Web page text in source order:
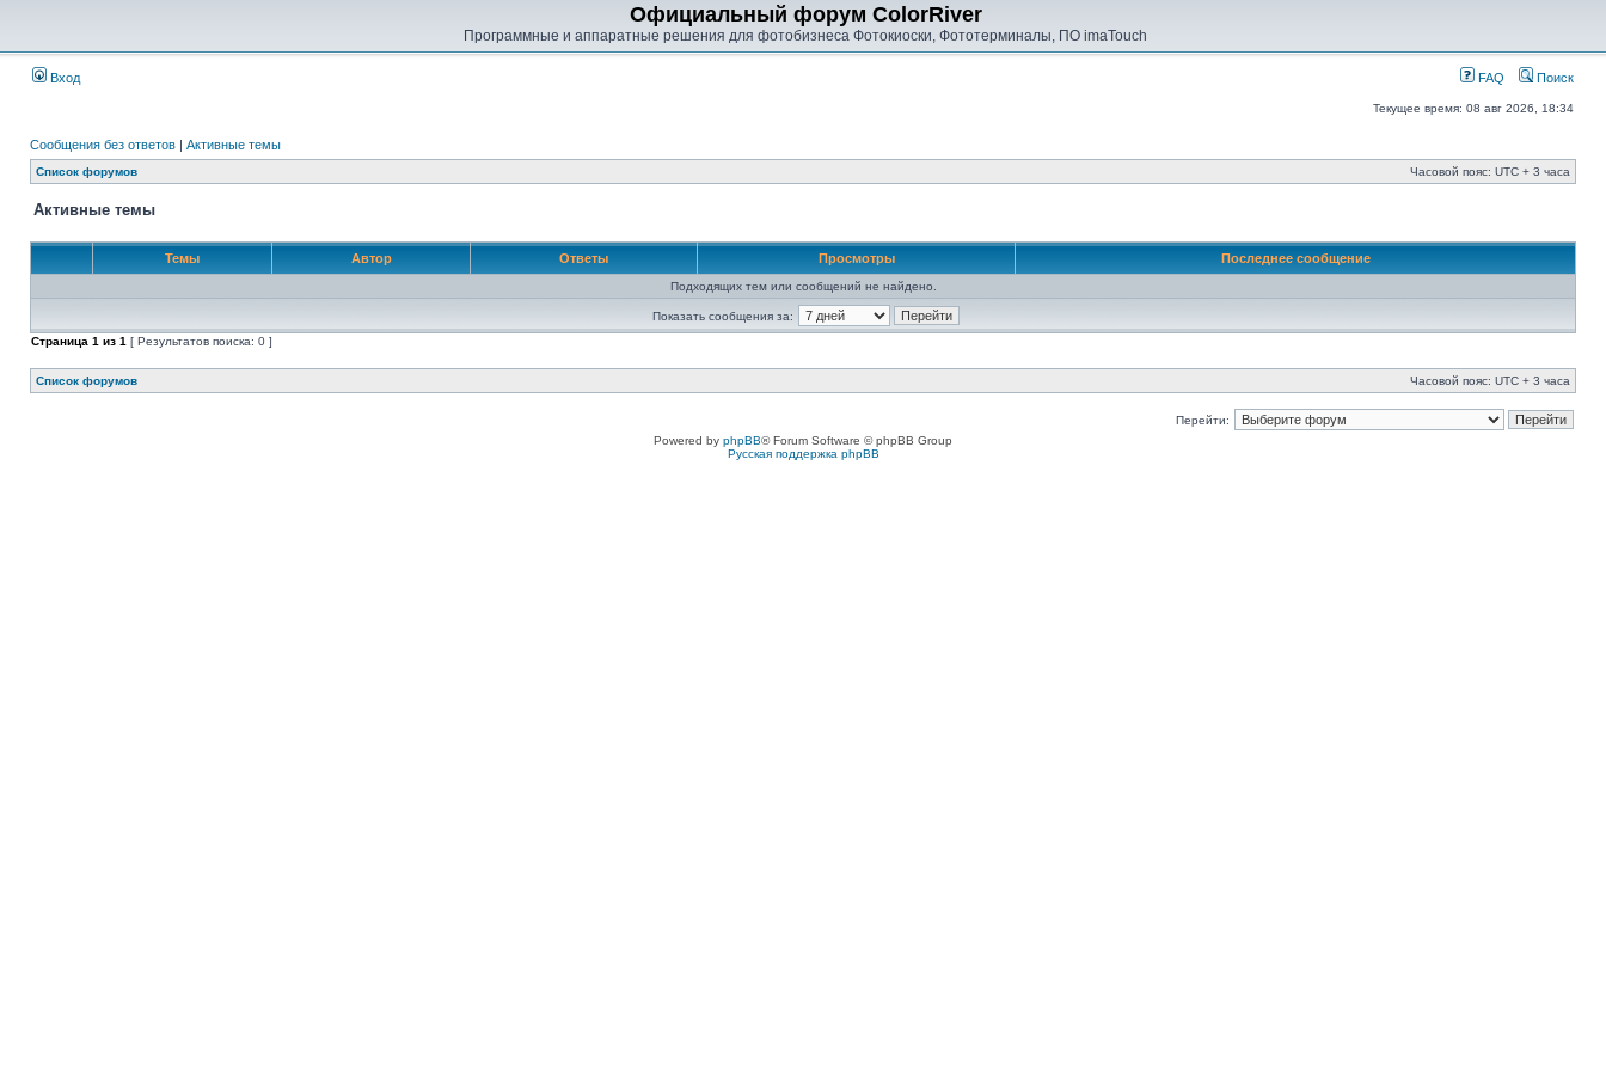
Официальный форум ColorRiver
Программные и аппаратные решения для фотобизнеса Фотокиоски, Фототерминалы, ПО imaTouch
Вход FAQ Поиск
Текущее время: 08 авг 2026, 18:34
Сообщения без ответов | Активные темы
Список форумов Часовой пояс: UTC + 3 часа
Активные темы
Темы Автор Ответы Просмотры Последнее сообщение
Подходящих тем или сообщений не найдено.
Показать сообщения за:
Страница 1 из 1 [ Результатов поиска: 0 ]
Список форумов Часовой пояс: UTC + 3 часа
Перейти:
Powered by phpBB® Forum Software © phpBB Group
Русская поддержка phpBB